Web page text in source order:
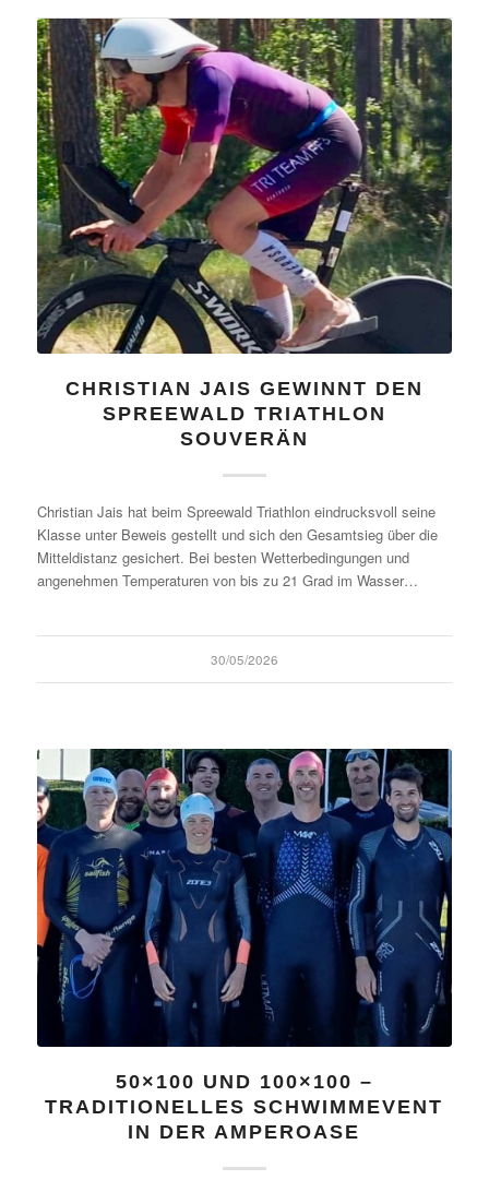
CHRISTIAN JAIS GEWINNT DEN
SPREEWALD TRIATHLON
SOUVERÄN
Christian Jais hat beim Spreewald Triathlon eindrucksvoll seine
Klasse unter Beweis gestellt und sich den Gesamtsieg über die
Mitteldistanz gesichert. Bei besten Wetterbedingungen und
angenehmen Temperaturen von bis zu 21 Grad im Wasser…
30/05/2026
50×100 UND 100×100 –
TRADITIONELLES SCHWIMMEVENT
IN DER AMPEROASE